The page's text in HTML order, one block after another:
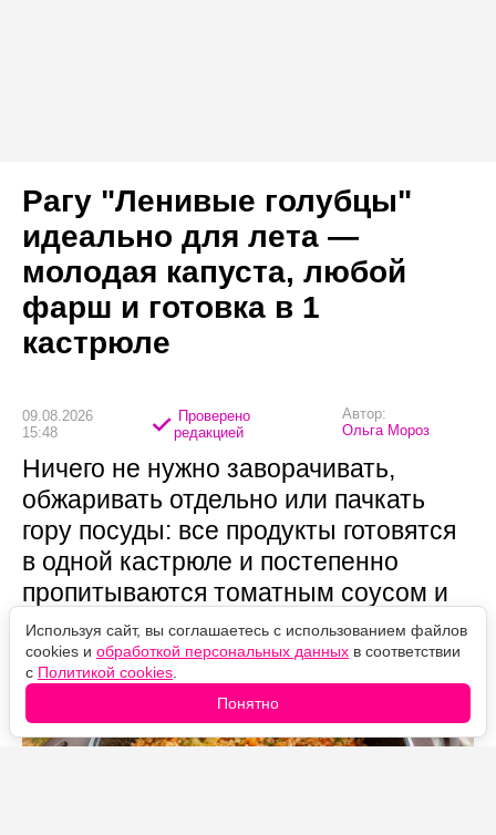
Рагу "Ленивые голубцы"
идеально для лета —
молодая капуста, любой
фарш и готовка в 1
кастрюле
09.08.2026
15:48
Проверено
редакцией
Автор:
Ольга Мороз
Ничего не нужно заворачивать,
обжаривать отдельно или пачкать
гору посуды: все продукты готовятся
в одной кастрюле и постепенно
пропитываются томатным соусом и
специями.
Используя сайт, вы соглашаетесь с использованием файлов
cookies и обработкой персональных данных в соответствии
с Политикой cookies
Понятно